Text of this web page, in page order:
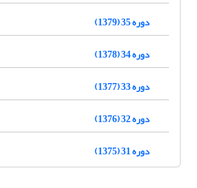
دوره 35 (1379)
دوره 34 (1378)
دوره 33 (1377)
دوره 32 (1376)
دوره 31 (1375)